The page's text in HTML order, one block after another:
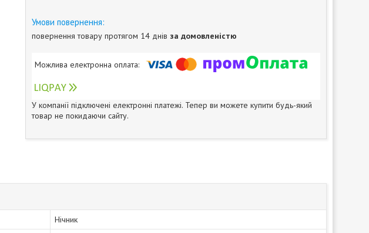
повернення товару протягом 14 днів за домовленістю
У компанії підключені електронні платежі. Тепер ви можете купити будь-який
товар не покидаючи сайту.
Нічник